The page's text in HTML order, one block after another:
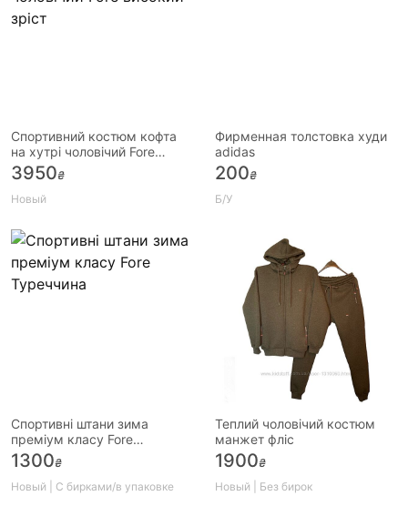
Спортивний костюм кофта
на хутрі чоловічий Fore
високий зріст
3950₴
Новый
Фирменная толстовка худи
adidas
200₴
Б/У
Спортивні штани зима
преміум класу Fore
Туреччина
1300₴
Новый | С бирками/в упаковке
Теплий чоловічий костюм
манжет фліс
1900₴
Новый | Без бирок